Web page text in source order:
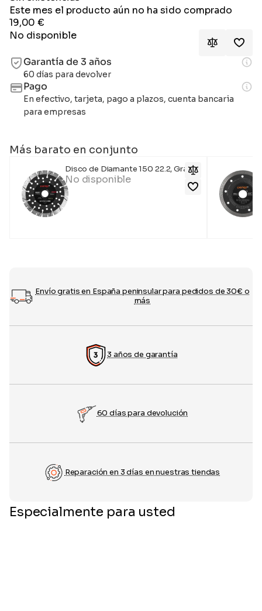
Este mes el producto aún no ha sido comprado
19,00€
No disponible
Garantía de 3 años
60 días para devolver
Pago
En efectivo, tarjeta, pago a plazos, cuenta bancaria
para empresas
Más barato en conjunto
Disco de Diamante 150 22.2, Grand
No disponible
Envío gratis en España peninsular para pedidos de 30€ o
más
3 años de garantía
60 días para devolución
Reparación en 3 días en nuestras tiendas
Especialmente para usted